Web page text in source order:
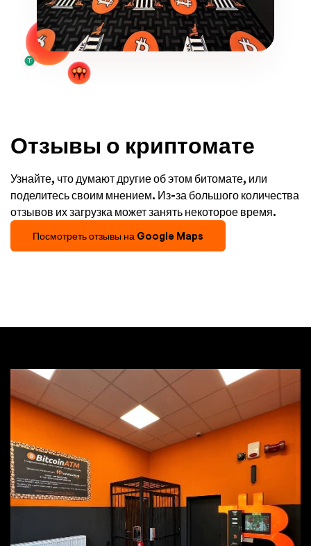
Отзывы о криптомате
Узнайте, что думают другие об этом битомате, или
поделитесь своим мнением. Из-за большого количества
отзывов их загрузка может занять некоторое время.
Посмотреть отзывы на Google Maps